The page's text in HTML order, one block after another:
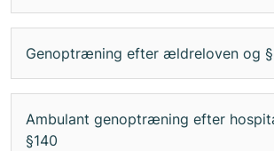
Genoptræning efter ældreloven og §
Ambulant genoptræning efter
§140